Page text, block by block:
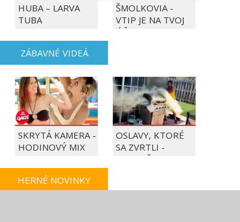
HUBA – LARVA
TUBA
ŠMOLKOVIA -
VTIP JE NA TVOJ
ÚČET
ZÁBAVNÉ VIDEÁ
SKRYTÁ KAMERA -
HODINOVÝ MIX
OSLAVY, KTORÉ
SA ZVRTLI -
NAJLEPŠIE
HERNÉ NOVINKY